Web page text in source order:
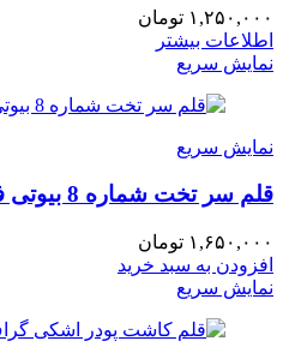
۱,۲۵۰,۰۰۰ تومان
اطلاعات بیشتر
نمایش سریع
نمایش سریع
قلم سر تخت شماره 8 بیوتی فارمرز BEAUTY FARMERS
۱,۶۵۰,۰۰۰ تومان
افزودن به سبد خرید
نمایش سریع